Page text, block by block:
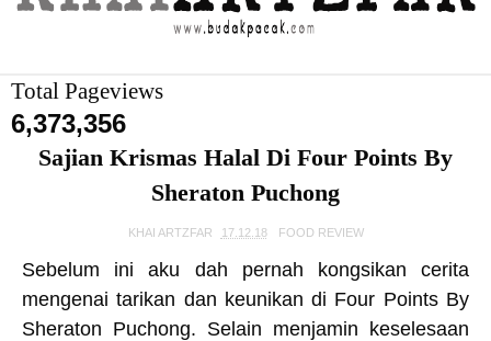
Total Pageviews
6,373,356
Sajian Krismas Halal Di Four Points By
Sheraton Puchong
KHAI ARTZFAR 17.12.18 FOOD REVIEW
Sebelum ini aku dah pernah kongsikan cerita
mengenai tarikan dan keunikan di Four Points By
Sheraton Puchong. Selain menjamin keselesaan